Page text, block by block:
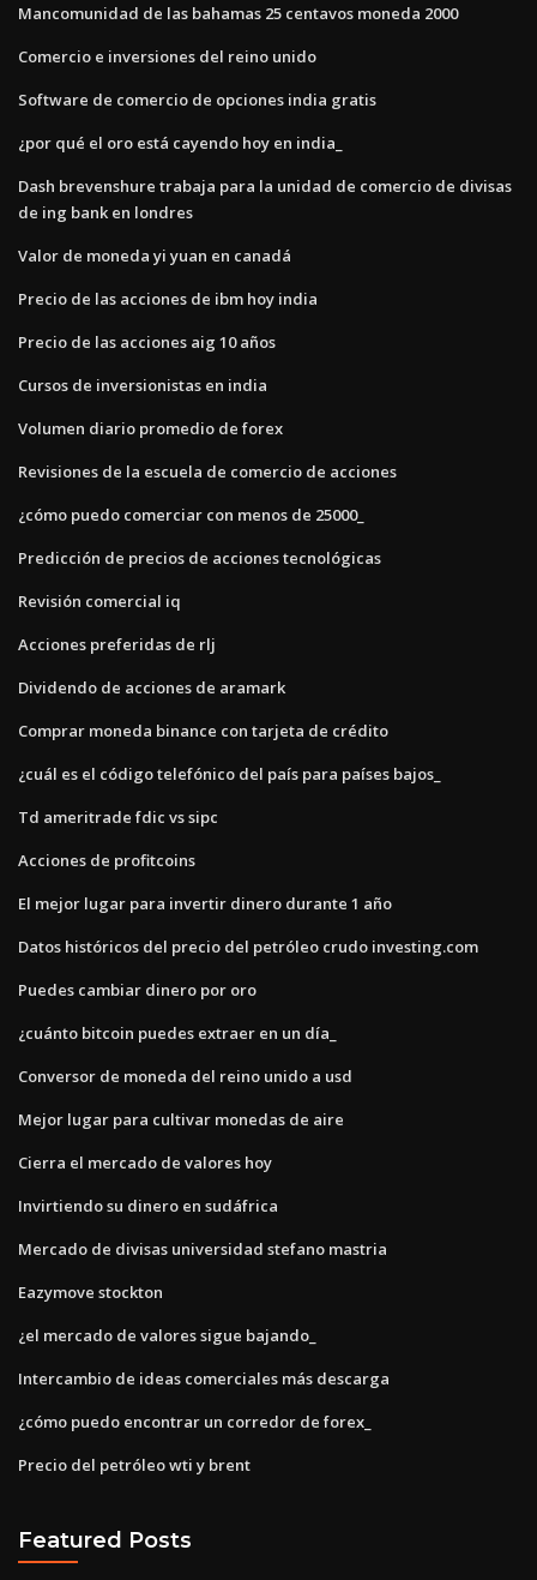
Mancomunidad de las bahamas 25 centavos moneda 2000
Comercio e inversiones del reino unido
Software de comercio de opciones india gratis
¿por qué el oro está cayendo hoy en india_
Dash brevenshure trabaja para la unidad de comercio de divisas
de ing bank en londres
Valor de moneda yi yuan en canadá
Precio de las acciones de ibm hoy india
Precio de las acciones aig 10 años
Cursos de inversionistas en india
Volumen diario promedio de forex
Revisiones de la escuela de comercio de acciones
¿cómo puedo comerciar con menos de 25000_
Predicción de precios de acciones tecnológicas
Revisión comercial iq
Acciones preferidas de rlj
Dividendo de acciones de aramark
Comprar moneda binance con tarjeta de crédito
¿cuál es el código telefónico del país para países bajos_
Td ameritrade fdic vs sipc
Acciones de profitcoins
El mejor lugar para invertir dinero durante 1 año
Datos históricos del precio del petróleo crudo investing.com
Puedes cambiar dinero por oro
¿cuánto bitcoin puedes extraer en un día_
Conversor de moneda del reino unido a usd
Mejor lugar para cultivar monedas de aire
Cierra el mercado de valores hoy
Invirtiendo su dinero en sudáfrica
Mercado de divisas universidad stefano mastria
Eazymove stockton
¿el mercado de valores sigue bajando_
Intercambio de ideas comerciales más descarga
¿cómo puedo encontrar un corredor de forex_
Precio del petróleo wti y brent
Featured Posts